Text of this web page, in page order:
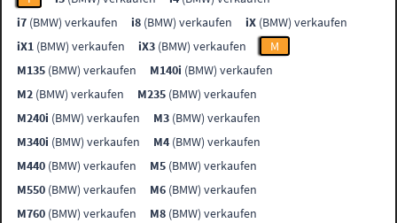
i7 (BMW) verkaufen i8 (BMW) verkaufen iX (BMW) verkaufen
iX1 (BMW) verkaufen iX3 (BMW) verkaufen
M
M135 (BMW) verkaufen M140i (BMW) verkaufen
M2 (BMW) verkaufen M235 (BMW) verkaufen
M240i (BMW) verkaufen M3 (BMW) verkaufen
M340i (BMW) verkaufen M4 (BMW) verkaufen
M440 (BMW) verkaufen M5 (BMW) verkaufen
M550 (BMW) verkaufen M6 (BMW) verkaufen
M760 (BMW) verkaufen M8 (BMW) verkaufen